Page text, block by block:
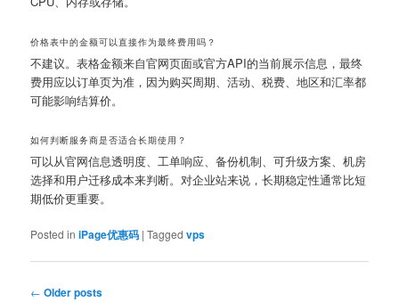
价格表中的金额可以直接作为最终费用吗？
不建议。表格金额来自官网页面或官方API的当前展示信息，最终
费用应以订单页为准，因为购买周期、活动、税费、地区和汇率都
可能影响结算价。
如何判断服务商是否适合长期使用？
可以从官网信息透明度、工单响应、备份机制、可升级方案、机房
选择和用户迁移成本来判断。对企业站来说，长期稳定性通常比短
期低价更重要。
Posted in iPage优惠码 |Tagged vps
Post navigation
← Older posts